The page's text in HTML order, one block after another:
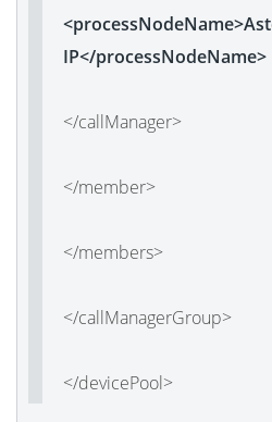
IP</processNodeName>
</callManager>
</member>
</members>
</callManagerGroup>
</devicePool>